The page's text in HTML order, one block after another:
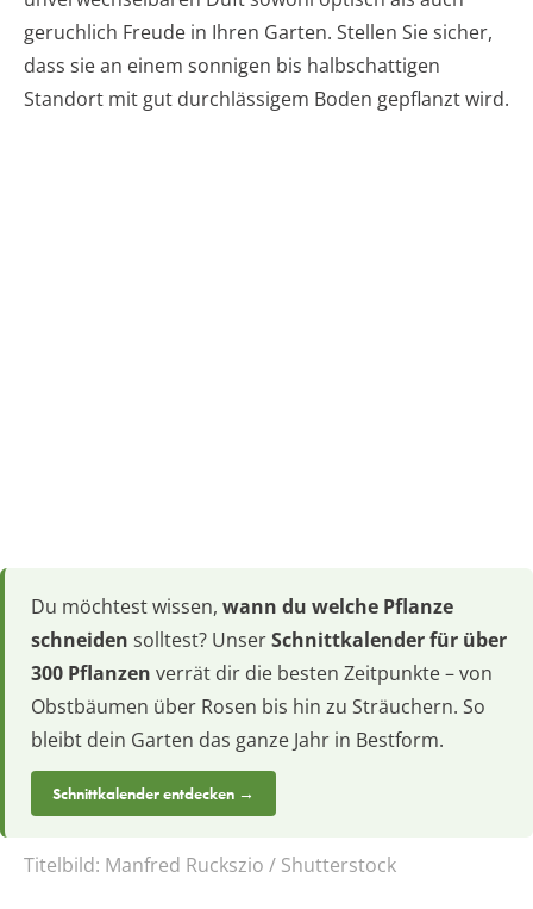
geruchlich Freude in Ihren Garten. Stellen Sie sicher,
dass sie an einem sonnigen bis halbschattigen
Standort mit gut durchlässigem Boden gepflanzt wird.
Du möchtest wissen, wann du welche Pflanze
schneiden solltest? UnserSchnittkalender für über
300 Pflanzen verrät dir die besten Zeitpunkte – von
Obstbäumen über Rosen bis hin zu Sträuchern. So
bleibt dein Garten das ganze Jahr in Bestform.
Schnittkalender entdecken →
Titelbild: Manfred Ruckszio / Shutterstock